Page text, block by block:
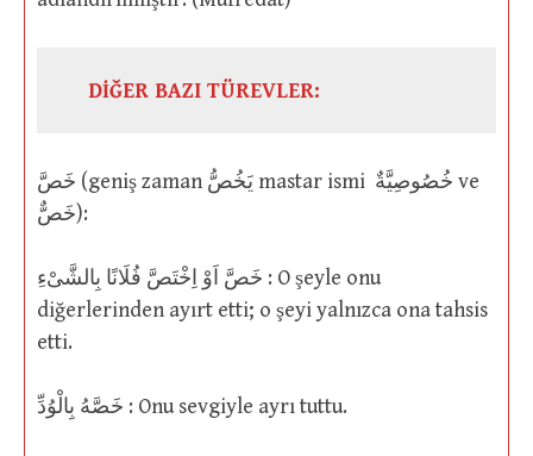
DİĞER BAZI TÜREVLER:
خَصَّ (geniş zaman يَخُصُّ mastar ismi خُصُوصِيَّةٌ ve
خَصٌّ):
خَصَّ اَوْ اِخْتَصَّ فُلَانًا بِالشَّىْءِ : O şeyle onu
diğerlerinden ayırt etti; o şeyi yalnızca ona tahsis
etti.
خَصَّهُ بِالْوُدِّ : Onu sevgiyle ayrı tuttu.